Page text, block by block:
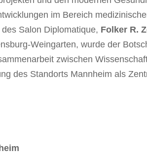
im Bereich
Salon Diplomatique, Folker R.
Weingarten, wurde der
zwischen
des Standorts Mannheim als